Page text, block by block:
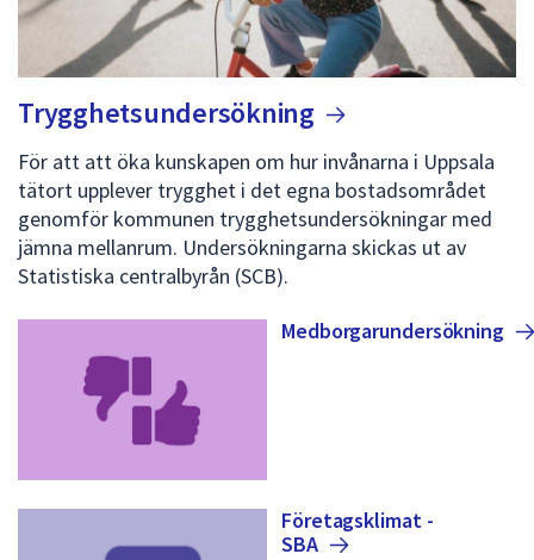
Trygghetsundersökning
För att att öka kunskapen om hur invånarna i Uppsala
tätort upplever trygghet i det egna bostadsområdet
genomför kommunen trygghetsundersökningar med
jämna mellanrum. Undersökningarna skickas ut av
Statistiska centralbyrån (SCB).
Medborgarundersökning
Företagsklimat -
SBA